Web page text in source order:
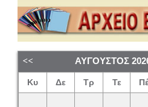
ΑΎΓΟΥΣΤΟΣ
Κυ Δε Τρ Τε Πέ